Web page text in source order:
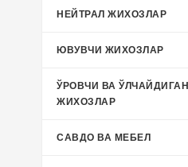
НЕЙТРАЛ ЖИХОЗЛАР
ЮВУВЧИ ЖИХОЗЛАР
ЎРОВЧИ ВА ЎЛЧАЙДИГАН
ЖИХОЗЛАР
САВДО ВА МЕБЕЛ